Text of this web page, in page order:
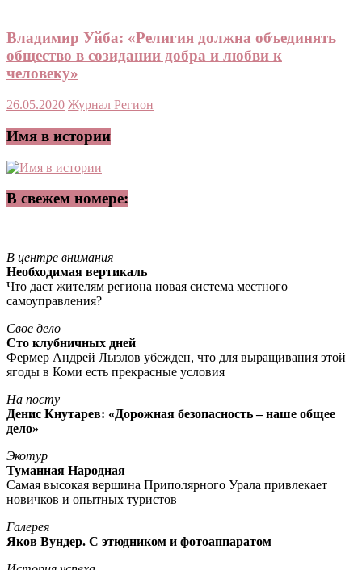
Владимир Уйба: «Религия должна объединять
общество в созидании добра и любви к
человеку»
26.05.2020 Журнал Регион
Имя в истории
В свежем номере:
В центре внимания
Необходимая вертикаль
Что даст жителям региона новая система местного
самоуправления?
Свое дело
Сто клубничных дней
Фермер Андрей Лызлов убежден, что для выращивания этой
ягоды в Коми есть прекрасные условия
На посту
Денис Кнутарев: «Дорожная безопасность – наше общее
дело»
Экотур
Туманная Народная
Самая высокая вершина Приполярного Урала привлекает
новичков и опытных туристов
Галерея
Яков Вундер. С этюдником и фотоаппаратом